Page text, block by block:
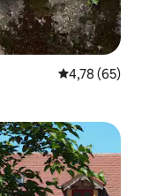
Gemiddelde
4,78 (65)